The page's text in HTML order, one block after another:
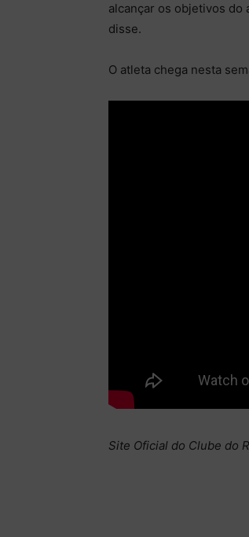
alcançar os objetivos do
disse.
O atleta chega nesta
Site Oficial do Clube do